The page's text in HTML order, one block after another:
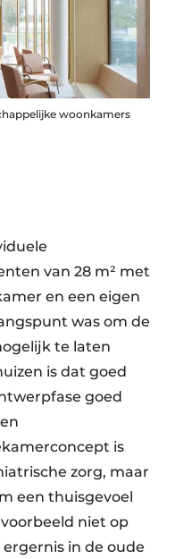
woonkamers
van 28 m² met
en een eigen
was om de
te laten
is dat goed
goed
is
zorg, maar
een thuisgevoel
niet op
in de oude